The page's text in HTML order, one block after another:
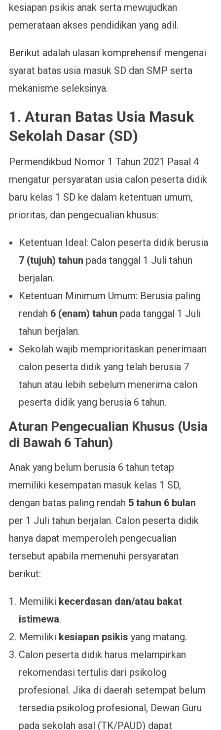
kesiapan psikis anak serta mewujudkan
pemerataan akses pendidikan yang adil.
Berikut adalah ulasan komprehensif mengenai
syarat batas usia masuk SD dan SMP serta
mekanisme seleksinya.
1. Aturan Batas Usia Masuk
Sekolah Dasar (SD)
Permendikbud Nomor 1 Tahun 2021 Pasal 4
mengatur persyaratan usia calon peserta didik
baru kelas 1 SD ke dalam ketentuan umum,
prioritas, dan pengecualian khusus:
Ketentuan Ideal: Calon peserta didik berusia
7 (tujuh) tahun pada tanggal 1 Juli tahun
berjalan.
Ketentuan Minimum Umum: Berusia paling
rendah 6 (enam) tahun pada tanggal 1 Juli
tahun berjalan.
Sekolah wajib memprioritaskan penerimaan
calon peserta didik yang telah berusia 7
tahun atau lebih sebelum menerima calon
peserta didik yang berusia 6 tahun.
Aturan Pengecualian Khusus (Usia
di Bawah 6 Tahun)
Anak yang belum berusia 6 tahun tetap
memiliki kesempatan masuk kelas 1 SD,
dengan batas paling rendah 5 tahun 6 bulan
per 1 Juli tahun berjalan. Calon peserta didik
hanya dapat memperoleh pengecualian
tersebut apabila memenuhi persyaratan
berikut:
Memiliki kecerdasan dan/atau bakat
istimewa.
Memiliki kesiapan psikis yang matang.
Calon peserta didik harus melampirkan
rekomendasi tertulis dari psikolog
profesional. Jika di daerah setempat belum
tersedia psikolog profesional, Dewan Guru
pada sekolah asal (TK/PAUD) dapat